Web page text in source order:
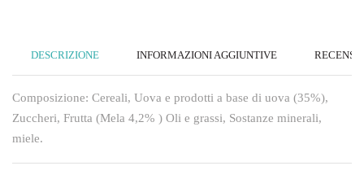
DESCRIZIONE INFORMAZIONI AGGIUNTIVE
Composizione: Cereali, Uova e prodotti a base di uova (35%),
Zuccheri, Frutta (Mela 4,2% ) Oli e grassi, Sostanze minerali,
miele.